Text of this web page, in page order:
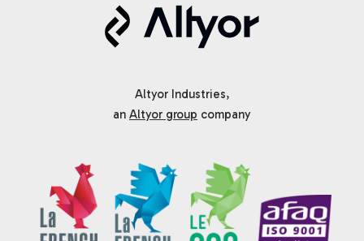
Altyor Industries,
an Altyor group company